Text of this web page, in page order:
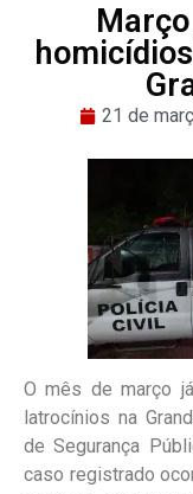
21 de
O mês de março
latrocínios na
de Segurança
caso registrado